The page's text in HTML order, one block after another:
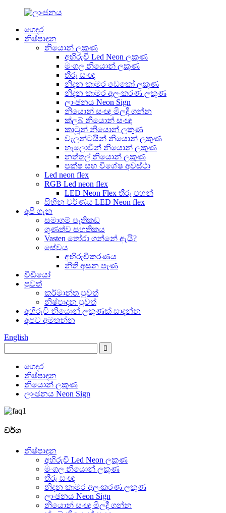
ගෙදර
නිෂ්පාදන
නියොන් ලකුණ
අභිරුචි Led Neon ලකුණ
මංගල නියොන් ලකුණ
තීරු සංඥා
නිදන කාමර ඩෙකෝ ලකුණ
නිදන කාමර අලංකරණ ලකුණ
ලාංඡනය Neon Sign
නියොන් සංඥා මිලදී ගන්න
ක්ලබ් නියොන් සංඥා
කාටූන් නියොන් ලකුණ
වැලන්ටයින් නියොන් ලකුණ
හැලොවීන් නියොන් ලකුණ
නත්තල් නියොන් ලකුණ
පක්ෂ සහ විශේෂ අවස්ථා
Led neon flex
RGB Led neon flex
LED Neon Flex තීරු පහන්
සිහින වර්ණය LED ​​Neon flex
අපි ගැන
සමාගම් පැතිකඩ
ගුණත්ව සහතිකය
Vasten තෝරා ගන්නේ ඇයි?
සේවය
අභිරුචිකරණය
නිති අසන පැණ
වීඩියෝ
පුවත්
කර්මාන්ත පුවත්
නිෂ්පාදන පුවත්
අභිරුචි නියොන් ලකුණක් සාදන්න
අපව අමතන්න
English
ගෙදර
නිෂ්පාදන
නියොන් ලකුණ
ලාංඡනය Neon Sign
වර්ග
නිෂ්පාදන
අභිරුචි Led Neon ලකුණ
මංගල නියොන් ලකුණ
තීරු සංඥා
නිදන කාමර අලංකරණ ලකුණ
ලාංඡනය Neon Sign
නියොන් සංඥා මිලදී ගන්න